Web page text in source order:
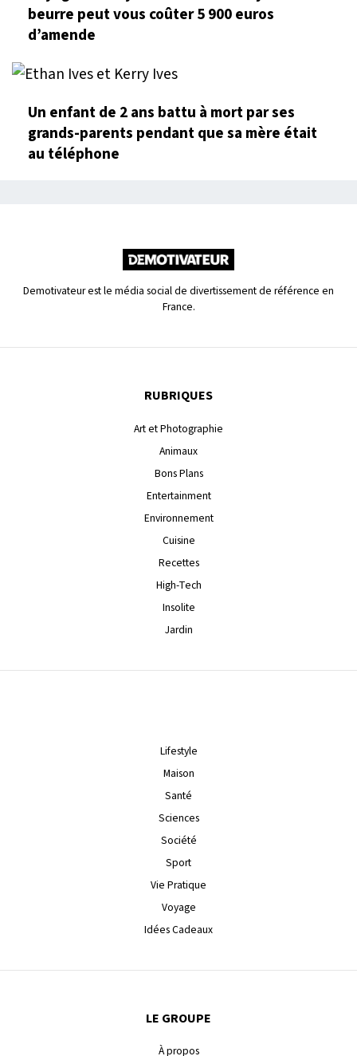
beurre peut vous coûter 5 900 euros
d’amende
Un enfant de 2 ans battu à mort par ses
grands-parents pendant que sa mère était
au téléphone
Demotivateur est le média social de divertissement de référence en
France.
RUBRIQUES
Art et Photographie
Animaux
Bons Plans
Entertainment
Environnement
Cuisine
Recettes
High-Tech
Insolite
Jardin
Lifestyle
Maison
Santé
Sciences
Société
Sport
Vie Pratique
Voyage
Idées Cadeaux
LE GROUPE
À propos